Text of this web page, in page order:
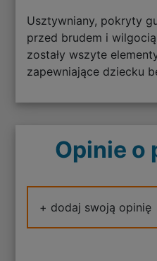
Usztywniany, pokryty
przed brudem i
zostały wszyte
zapewniające dziecku
Opinie o
+ dodaj swoją opinię